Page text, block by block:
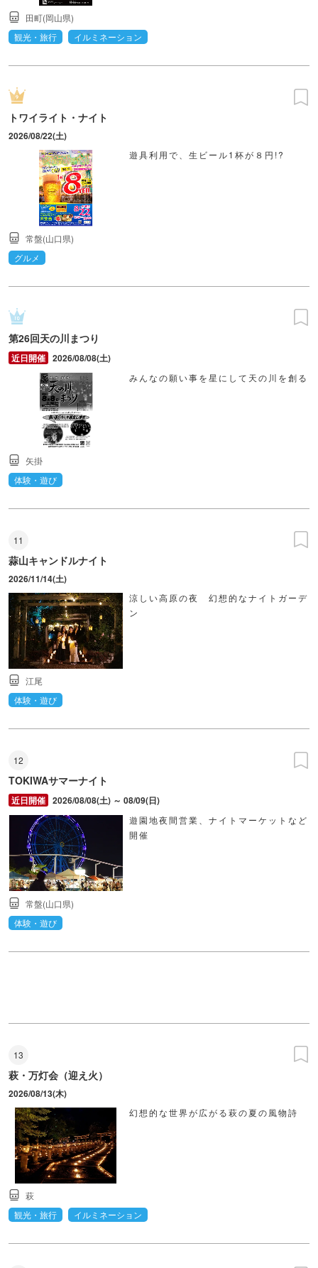
田町(岡山県)
観光・旅行
イルミネーション
トワイライト・ナイト
2026/08/22(土)
遊具利用で、生ビール1杯が８円!?
常盤(山口県)
グルメ
第26回天の川まつり
2026/08/08(土)
みんなの願い事を星にして天の川を創る
矢掛
体験・遊び
11
蒜山キャンドルナイト
2026/11/14(土)
涼しい高原の夜 幻想的なナイトガーデ
ン
江尾
体験・遊び
12
TOKIWAサマーナイト
2026/08/08(土) ～ 08/09(日)
遊園地夜間営業、ナイトマーケットなど
開催
常盤(山口県)
体験・遊び
13
萩・万灯会（迎え火）
2026/08/13(木)
幻想的な世界が広がる萩の夏の風物詩
萩
観光・旅行
イルミネーション